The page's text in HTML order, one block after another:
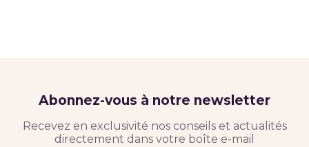
Abonnez-vous à notre newsletter
Recevez en exclusivité nos conseils et actualités
directement dans votre boîte e-mail